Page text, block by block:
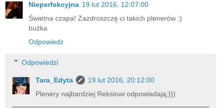
Nieperfekcyjna 19 lut 2016, 12:07:00
Świetna czapa! Zazdroszczę ci takich plenerów :)
buźka
Odpowiedz
Odpowiedzi
Tara_Edyta
19 lut 2016, 20:12:00
Plenery najbardziej Reksiowi odpowiadają;)))